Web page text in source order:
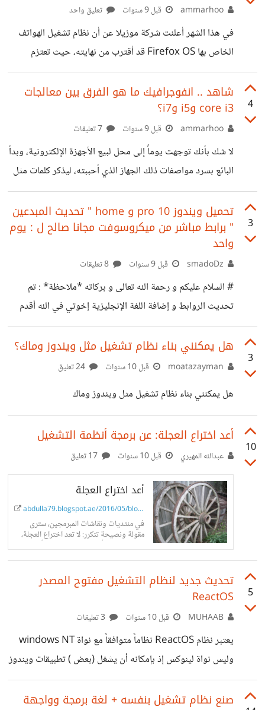
قبل 9 سنوات تعليق واحد
في هذا الشهر أعلنت شركة موزيلا عن أن نظام تشغيل الهواتف
الخاص بها Firefox OS قد أقترب من نهايته، حيث تعتزم
الشركة وقف دعم النظام الموجه للأجهزة منخفضة التكاليف،
وقالت الشركة في بيان لها ” أننا ننوي وقف تقديم الهواتف الذكية
أدركت الشركة أنها لم تستطيع أن تقدم أفضل تجربة ممكنة
للمستخدم. https://suar.me/13lw نظام Firefox OS كان
تجربة قصيرة العمر فقد أطلقته شركة موزيلا في عام 2013
4
شاهد .. انفوجرافيك ما هو الفرق بين معالجات
core i3 وi5 وi7؟
قبل 9 سنوات
لا شك بأنك توجهت يوماً إلى محل لبيع الأجهزة الإلكترونية، وبدأ
البائع بسرد مواصفات ذلك الجهاز الذي أحببته، ليذكر كلمات مثل
i3 وi5، في دلالة لوصف وحدات المعالجة أو الـ "processors"
في تلك الأجهزة، ولكن ماذا تعني هذه الرموز والأرقام؟ وكيف
يمكنك أن تفرق بينها لتحدد الخيار الأنسب لك؟ لمعرفة المزيد
شاهد الإنفوجرافيك: https://suar.me/Jg3o
3
تحميل ويندوز 10 pro و home " تحديث المبدعين
" برابط مباشر من ميكروسوفت مجانا صالح ل : يوم
واحد
قبل 9 سنوات
# السلام عليكم و رحمة الله تعالى و بركاته *ملاحظة* : تم
تحديث الروابط و إضافة اللغة الإنجليزية إخوتي في الله أقدم
لكم هذا الرابط المباشر لتحميل ويندوز 10 بأحدث إصدار كما في
العنوان من مايكروسوفت أي انها نسخة خام غير معدلة معلومات
4 غيغابايت حجم النسخة 32 بت *العربية* تتضمن النسختين
2.97 غيغابايت حجم النسخة 64 بت *الإنجليزية* تتضمن
النسختين
3
هل يمكنني بناء نظام تشغيل مثل ويندوز وماك؟
قبل 10 سنوات
هل يمكنني بناء نظام تشغيل مثل ويندوز وماك
10
أعد اختراع العجلة: عن برمجة أنظمة التشغيل
عبدالله المهيري قبل 10 سنوات
أعد اختراع العجلة
abdulla79.blogspot.ae/2016/05/blog-pos...
في منتديات ونقاشات المبرمجين، سترى
مقولة ونصيحة تتكرر: لا تعد اختراع العجلة،
والمقصود هنا أن المبرمج ليس عليه أن يكتب
5
تحديث جديد لنظام التشغيل مفتوح المصدر
ReactOS
قبل 10 سنوات
يعتبر نظام ReactOS نظاماً متوافقاً مع نواة windows NT
وليس نواة لينوكس إذ بإمكانه أن يشغل (بعض ) تطبيقات ويندوز
بدون برنامج وسيط أو طبقة وهمية وهذا الإصدار لا يزال في
طور الألفا ( 0.4.1 ) يبدو أن فيه تحسينات على مستوى النظام
صنع نظام تشغيل بنفسه + لغة برمجة وواجهة